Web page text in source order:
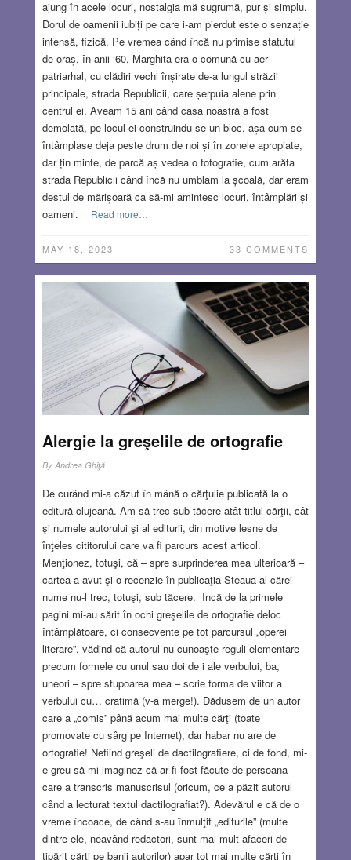
ajung în acele locuri, nostalgia mă sugrumă, pur și simplu.
Dorul de oamenii iubiți pe care i-am pierdut este o senzație
intensă, fizică. Pe vremea când încă nu primise statutul
de oraș, în anii ‘60, Marghita era o comună cu aer
patriarhal, cu clădiri vechi înșirate de-a lungul străzii
principale, strada Republicii, care șerpuia alene prin
centrul ei. Aveam 15 ani când casa noastră a fost
demolată, pe locul ei construindu-se un bloc, așa cum se
întâmplase deja peste drum de noi și în zonele apropiate,
dar țin minte, de parcă aș vedea o fotografie, cum arăta
strada Republicii când încă nu umblam la școală, dar eram
destul de mărișoară ca să-mi amintesc locuri, întâmplări și
oameni.
Read more…
MAY 18, 2023 33 COMMENTS
Alergie la greşelile de ortografie
By Andrea Ghiţă
De curând mi-a căzut în mână o cărţulie publicată la o
editură clujeană. Am să trec sub tăcere atât titlul cărţii, cât
şi numele autorului şi al editurii, din motive lesne de
înţeles cititorului care va fi parcurs acest articol.
Menţionez, totuşi, că – spre surprinderea mea ulterioară –
cartea a avut şi o recenzie în publicaţia Steaua al cărei
nume nu-l trec, totuşi, sub tăcere. Încă de la primele
pagini mi-au sărit în ochi greşelile de ortografie deloc
întâmplătoare, ci consecvente pe tot parcursul „operei
literare”, vădind că autorul nu cunoaşte reguli elementare
precum formele cu unul sau doi de i ale verbului, ba,
uneori – spre stupoarea mea – scrie forma de viitor a
verbului cu… cratimă (v-a merge!). Dădusem de un autor
care a „comis” până acum mai multe cărţi (toate
promovate cu sârg pe Internet), dar habar nu are de
ortografie! Nefiind greşeli de dactilografiere, ci de fond, mi-
e greu să-mi imaginez că ar fi fost făcute de persoana
care a transcris manuscrisul (oricum, ce a păzit autorul
când a lecturat textul dactilografiat?). Adevărul e că de o
vreme încoace, de când s-au înmulţit „editurile” (multe
dintre ele, neavând redactori, sunt mai mult afaceri de
tipărit cărţi pe banii autorilor) apar tot mai multe cărţi în